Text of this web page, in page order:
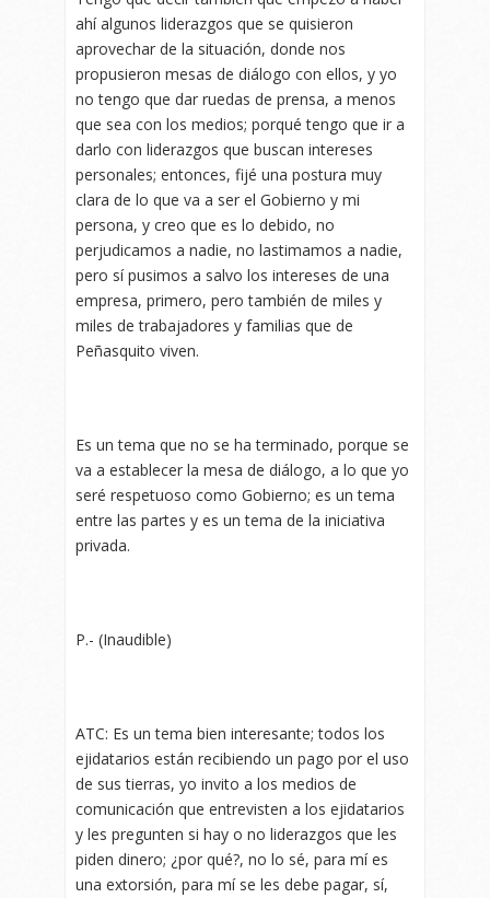
ahí algunos liderazgos que se quisieron
aprovechar de la situación, donde nos
propusieron mesas de diálogo con ellos, y yo
no tengo que dar ruedas de prensa, a menos
que sea con los medios; porqué tengo que ir a
darlo con liderazgos que buscan intereses
personales; entonces, fijé una postura muy
clara de lo que va a ser el Gobierno y mi
persona, y creo que es lo debido, no
perjudicamos a nadie, no lastimamos a nadie,
pero sí pusimos a salvo los intereses de una
empresa, primero, pero también de miles y
miles de trabajadores y familias que de
Peñasquito viven.
Es un tema que no se ha terminado, porque se
va a establecer la mesa de diálogo, a lo que yo
seré respetuoso como Gobierno; es un tema
entre las partes y es un tema de la iniciativa
privada.
P.- (Inaudible)
ATC: Es un tema bien interesante; todos los
ejidatarios están recibiendo un pago por el uso
de sus tierras, yo invito a los medios de
comunicación que entrevisten a los ejidatarios
y les pregunten si hay o no liderazgos que les
piden dinero; ¿por qué?, no lo sé, para mí es
una extorsión, para mí se les debe pagar, sí,